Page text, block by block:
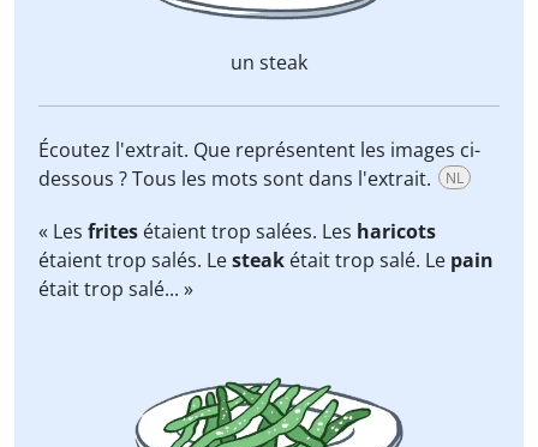
un steak
Écoutez l'extrait. Que représentent les images ci-
dessous ? Tous les mots sont dans l'extrait.
NL
« Les frites étaient trop salées. Les haricots
étaient trop salés. Lesteak était trop salé. Le pain
était trop salé... »